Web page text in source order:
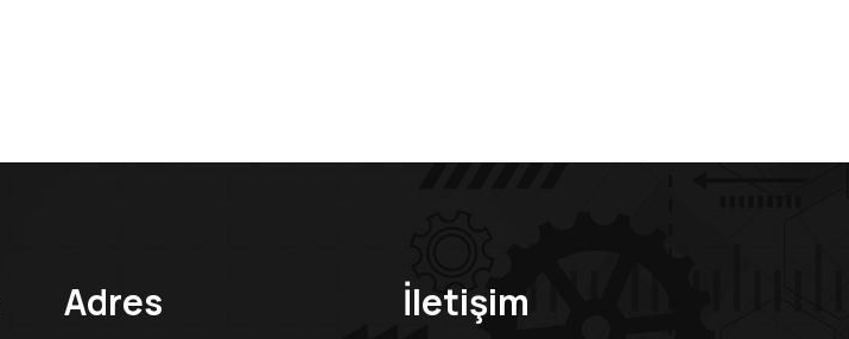
Adres İletişim